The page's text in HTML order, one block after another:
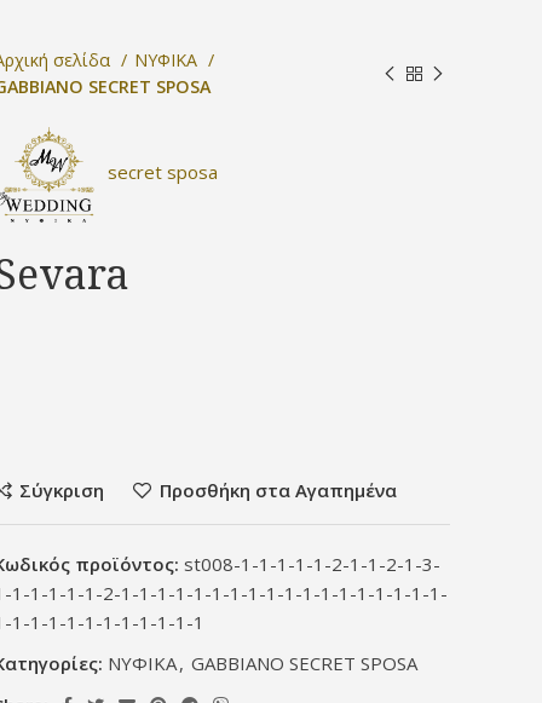
σελίδα
ΝΥΦΙΚΑ
SECRET SPOSA
secret sposa
Σύγκριση Προσθήκη στα Αγαπημένα
προϊόντος: st008-1-1-1-1-1-2-1-1-2-1-3-
1-1-1-1-1-2-1-1-1-1-1-1-1-1-1-1-1-1-1-1-1-1-1-1-
1-1-1-1-1-1-1-1-1-1-1
ΝΥΦΙΚΑ, GABBIANO SECRET SPOSA